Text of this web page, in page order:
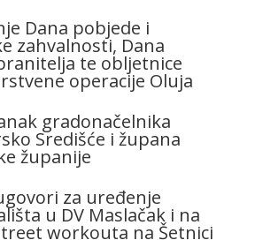
Dana pobjede i
zahvalnosti, Dana
te obljetnice
operacije Oluja
gradonačelnika
Središće i župana
županije
za uređenje
u DV Maslačak i na
workouta na Šetnici